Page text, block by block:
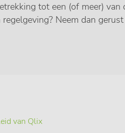
tot een (of meer) van
Neem dan
van Qlix